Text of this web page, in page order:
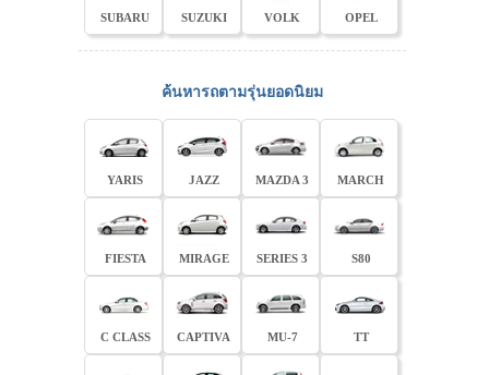
SUBARU SUZUKI VOLK OPEL
ค้นหารถตามรุ่นยอดนิยม
YARIS JAZZ MAZDA 3 MARCH
FIESTA MIRAGE SERIES 3 S80
C CLASS CAPTIVA MU-7 TT